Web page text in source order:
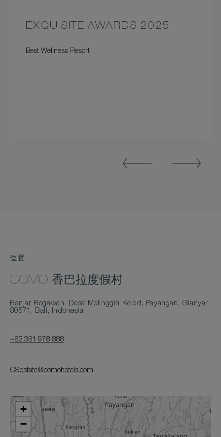
EXQUISITE AWARDS 2025
Best Wellness Resort
Previous
Next
位置
COMO 香巴拉度假村
Banjar Begawan, Desa Melinggih Kelod, Payangan, Gianyar
80571, Bali, Indonesia
+62 361 978 888
CSestate@comohotels.com
+
−